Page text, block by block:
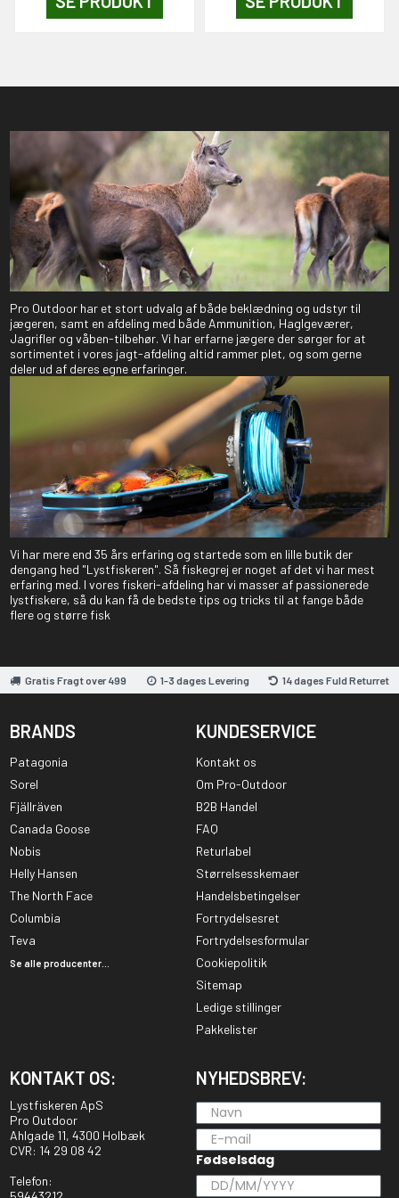
Pro Outdoor har et stort udvalg af både beklædning og udstyr til
jægeren, samt en afdeling med både Ammunition, Haglgeværer,
Jagrifler og våben-tilbehør. Vi har erfarne jægere der sørger for at
sortimentet i vores jagt-afdeling altid rammer plet, og som gerne
deler ud af deres egne erfaringer.
Vi har mere end 35 års erfaring og startede som en lille butik der
dengang hed "Lystfiskeren". Så fiskegrej er noget af det vi har mest
erfaring med. I vores fiskeri-afdeling har vi masser af passionerede
lystfiskere, så du kan få de bedste tips og tricks til at fange både
flere og større fisk
Gratis Fragt over 499 1-3 dages Levering 14 dages Fuld Returret
BRANDS
Patagonia
Sorel
Fjällräven
Canada Goose
Nobis
Helly Hansen
The North Face
Columbia
Teva
Se alle producenter...
KUNDESERVICE
Kontakt os
Om Pro-Outdoor
B2B Handel
FAQ
Returlabel
Størrelsesskemaer
Handelsbetingelser
Fortrydelsesret
Fortrydelsesformular
Cookiepolitik
Sitemap
Ledige stillinger
Pakkelister
KONTAKT OS:
Lystfiskeren ApS
Pro Outdoor
Ahlgade 11, 4300 Holbæk
CVR: 14 29 08 42
Telefon:
NYHEDSBREV:
Fødselsdag